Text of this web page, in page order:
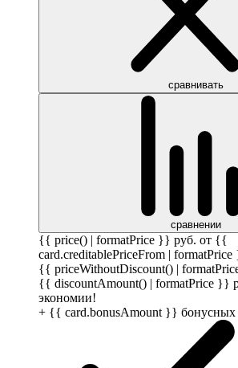
сравнивать
сравнении
{{ price() | formatPrice }} руб. от {{
card.creditablePriceFrom |
{{ priceWithoutDiscount() |
{{ discountAmount() | formatPrice }}
экономии!
+ {{ card.bonusAmount }} бонусных